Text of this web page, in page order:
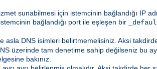
sunabilmesi için istemcinin bağlandığı IP
bağlandığı port ile eşleşen bir
asla DNS isimleri belirtmemelisiniz. Aksi
üzerinde tam denetime sahip değilseniz bu
bakınız.